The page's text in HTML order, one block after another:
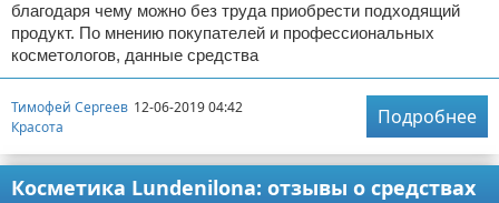
благодаря чему можно без труда приобрести подходящий
продукт. По мнению покупателей и профессиональных
косметологов, данные средства
Тимофей Сергеев 12-06-2019 04:42
Красота
Подробнее
Косметика Lundenilona: отзывы о средствах